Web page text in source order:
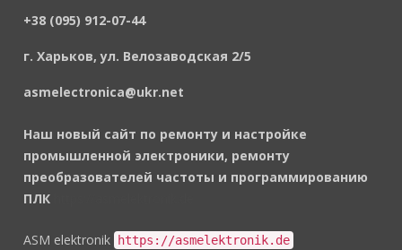
+38 (095) 912-07-44
г. Харьков, ул. Велозаводская 2/5
asmelectronica@ukr.net
Наш новый сайт по ремонту и настройке
промышленной электроники, ремонту
преобразователей частоты и программированию
ПЛК
ASM elektronik https://asmelektronik.de